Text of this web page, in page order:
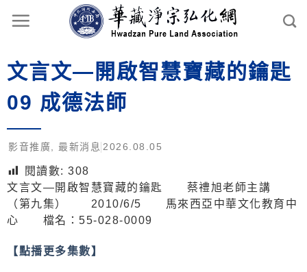
文言文—開啟智慧寶藏的鑰匙
09 成德法師
影音推廣, 最新消息 2026.08.05
閱讀數: 308
文言文—開啟智慧寶藏的鑰匙 蔡禮旭老師主講
（第九集） 2010/6/5 馬來西亞中華文化教育中
心 檔名：55-028-0009
【點播更多集數】